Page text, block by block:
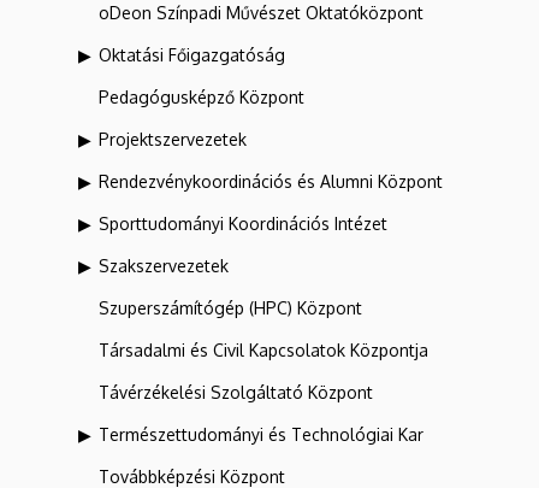
oDeon Színpadi Művészet Oktatóközpont
Oktatási Főigazgatóság
Pedagógusképző Központ
Projektszervezetek
Rendezvénykoordinációs és Alumni Központ
Sporttudományi Koordinációs Intézet
Szakszervezetek
Szuperszámítógép (HPC) Központ
Társadalmi és Civil Kapcsolatok Központja
Távérzékelési Szolgáltató Központ
Természettudományi és Technológiai Kar
Továbbképzési Központ